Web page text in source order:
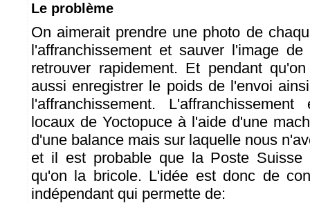
Le problème
On aimerait prendre une photo de
l'affranchissement et sauver l'image
retrouver rapidement. Et pendant
aussi enregistrer le poids de l'envoi
l'affranchissement.
locaux de Yoctopuce à l'aide d'une
d'une balance mais sur laquelle nous
et il est probable que la Poste Suisse
qu'on la bricole. L'idée est donc de
indépendant qui permette de: